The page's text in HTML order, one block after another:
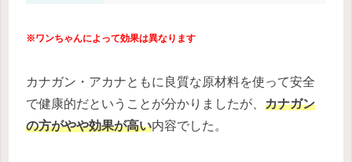
※ワンちゃんによって効果は異なります
カナガン・アカナともに良質な原材料を使って安全
で健康的だということが分かりましたが、 カナガン
の方がやや効果が高い内容でした。